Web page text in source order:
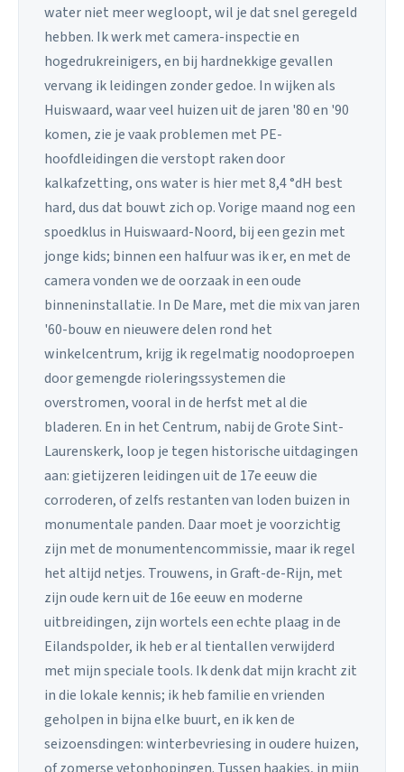
water niet meer wegloopt, wil je dat snel geregeld
hebben. Ik werk met camera-inspectie en
hogedrukreinigers, en bij hardnekkige gevallen
vervang ik leidingen zonder gedoe. In wijken als
Huiswaard, waar veel huizen uit de jaren '80 en '90
komen, zie je vaak problemen met PE-
hoofdleidingen die verstopt raken door
kalkafzetting, ons water is hier met 8,4 °dH best
hard, dus dat bouwt zich op. Vorige maand nog een
spoedklus in Huiswaard-Noord, bij een gezin met
jonge kids; binnen een halfuur was ik er, en met de
camera vonden we de oorzaak in een oude
binneninstallatie. In De Mare, met die mix van jaren
'60-bouw en nieuwere delen rond het
winkelcentrum, krijg ik regelmatig noodoproepen
door gemengde rioleringssystemen die
overstromen, vooral in de herfst met al die
bladeren. En in het Centrum, nabij de Grote Sint-
Laurenskerk, loop je tegen historische uitdagingen
aan: gietijzeren leidingen uit de 17e eeuw die
corroderen, of zelfs restanten van loden buizen in
monumentale panden. Daar moet je voorzichtig
zijn met de monumentencommissie, maar ik regel
het altijd netjes. Trouwens, in Graft-de-Rijn, met
zijn oude kern uit de 16e eeuw en moderne
uitbreidingen, zijn wortels een echte plaag in de
Eilandspolder, ik heb er al tientallen verwijderd
met mijn speciale tools. Ik denk dat mijn kracht zit
in die lokale kennis; ik heb familie en vrienden
geholpen in bijna elke buurt, en ik ken de
seizoensdingen: winterbevriesing in oudere huizen,